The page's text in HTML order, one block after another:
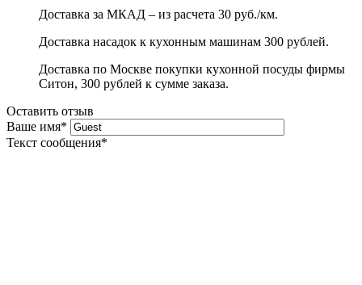
Доставка за МКАД – из расчета 30 руб./км.
Доставка насадок к кухонным машинам 300 рублей.
Доставка по Москве покупки кухонной посуды фирмы
Ситон, 300 рублей к сумме заказа.
Оставить отзыв
Ваше имя*
Текст сообщения*